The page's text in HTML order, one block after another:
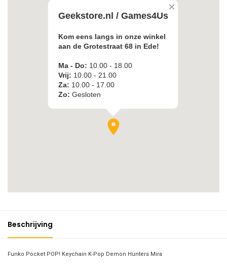
Beschrijving
Funko Pocket POP! Keychain K-Pop Demon Hunters Mira